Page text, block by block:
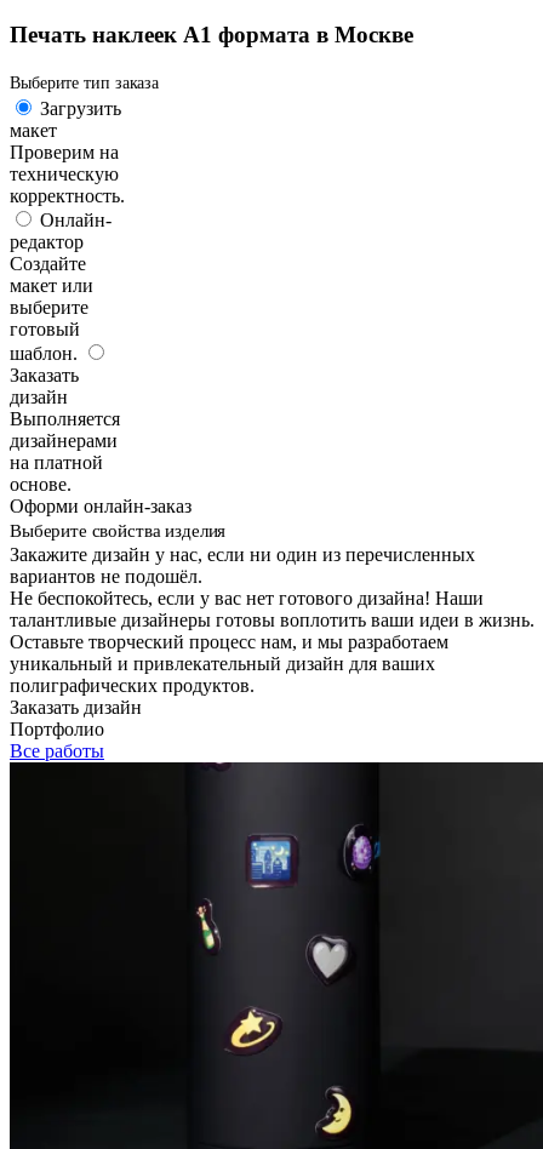
Печать наклеек А1 формата в Москве
Выберите тип заказа
Загрузить
макет
Проверим на
техническую
корректность.
Онлайн-
редактор
Создайте
макет или
выберите
готовый
шаблон.
Заказать
дизайн
Выполняется
дизайнерами
на платной
основе.
Оформи онлайн-заказ
Выберите свойства изделия
Закажите дизайн у нас, если ни один из перечисленных
вариантов не подошёл.
Не беспокойтесь, если у вас нет готового дизайна! Наши
талантливые дизайнеры готовы воплотить ваши идеи в жизнь.
Оставьте творческий процесс нам, и мы разработаем
уникальный и привлекательный дизайн для ваших
полиграфических продуктов.
Заказать дизайн
Портфолио
Все работы